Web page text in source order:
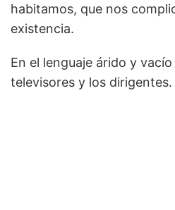
habitamos, que nos
existencia.
En el lenguaje árido y
televisores y los dirigentes.